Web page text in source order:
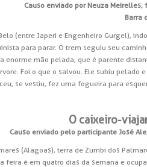
Causo enviado por Neuza
Barra
(entre Japeri e Engenheiro Gurgel),
para parar. O trem seguiu seu
enorme mão pelada, que é parente
Foi o que o salvou. Ele subiu pelado
se vestiu, fez uma fogueira para
O caixeiro-
Causo enviado pelo participante José
(Alagoas), terra de Zumbi dos
feira é em quatro dias da semana e